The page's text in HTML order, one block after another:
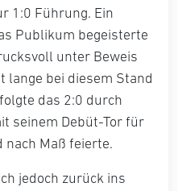
1:0 Führung. Ein
Publikum begeisterte
unter Beweis
lange bei diesem Stand
das 2:0 durch
seinem Debüt-Tor für
nach Maß feierte.
jedoch zurück ins